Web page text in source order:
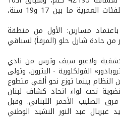
كلم للرجال والسيدات و5 كلم للفئات العمرية ما بين 17 و19 سنة،
مسارين: الأول من منطقة
من جادة شارل حلو (المرفأ) لسباقي
ولاعبو سيف وترس من نادي
الفولكلورية - البترون. وتولى
النظام بينما توزع نحو ألفي متطوع
تحت لواء اتحاد كشاف لبنان
الصليب الأحمر اللبناني. وقبل
غبريال عبد النور النشيد الوطني